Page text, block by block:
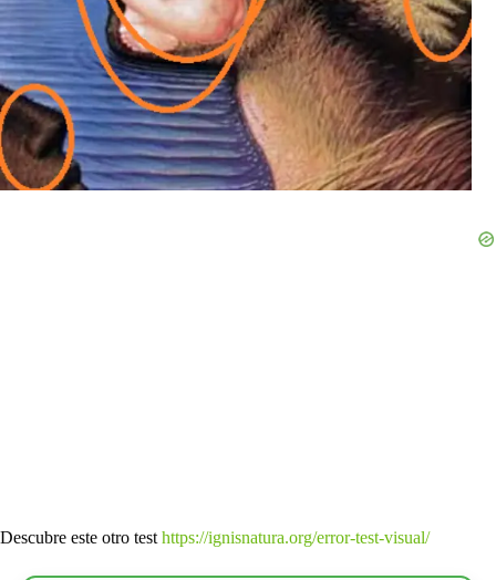
Descubre este otro test https://ignisnatura.org/error-test-visual/